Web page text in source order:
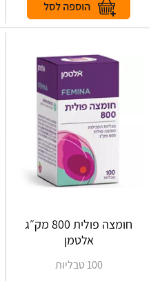
חומצה פולית 800 מק״ג
אלטמן
100 טבליות